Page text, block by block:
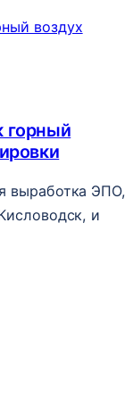
горный
выработка ЭПО,
и